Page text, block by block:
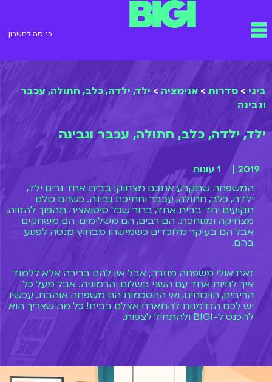
תפריט כניסה לחשבון
ביגי > סדרות > אנימציה > ילד, ילדה, כלב, חתולה, עכבר
וגבינה
ילד, ילדה, כלב, חתולה, עכבר וגבינה
2019 |
1 עונות
המשפחה שתקרע אתכם מצחוק! בבית אחד גרים ילד,
ילדה, כלב, חתולה, עכבר וחתיכת גבינה. כשהם כולם
תקועים יחד בבית אחד, ברור שכל סיטואציה תהפוך להזויה,
מצחיקה ומגוחכת. הם רבים, הם משלימים, הם משחקים
אבל הם בעיקר מלוכדים כשמישהו מבחוץ מנסה לפגוע
בהם.
זאת אולי משפחה מוזרה, אבל אין להם ברירה אלא ללמוד
איך לחיות אחד עם השני בשלום והרמוניה. אבל מעל כל
הריבים, הויכוחים, ואי ההסכמות הם משפחה אוהבת. עכשיו
יש לכם הזדמנות להתארח אצלם בבית! כל מה שצריך הוא
להכנס ל-BIGI ולהתחיל לצפות.